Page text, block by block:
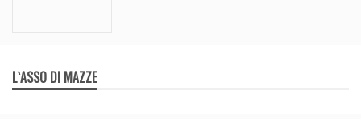
L`ASSO DI MAZZE